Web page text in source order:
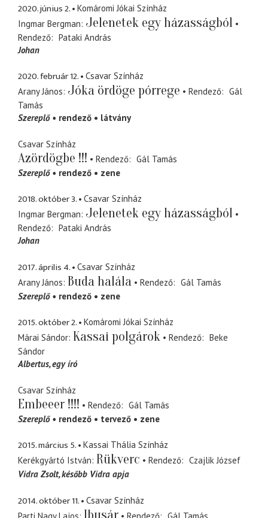
2020. június 2.
Komáromi Jókai Színház
Ingmar Bergman Jelenetek egy házasságból
Rendező
Pataki András
Johan
2020. február 12.
Csavar Színház
Arany János Jóka ördöge pórrege Rendező
Gál
Tamás
Szereplő
rendező látvány
Csavar Színház
Azördögbe !!! Rendező
Gál Tamás
Szereplő
rendező zene
2018. október 3.
Csavar Színház
Ingmar Bergman Jelenetek egy házasságból
Rendező
Pataki András
Johan
2017. április 4.
Csavar Színház
Arany János Buda halála Rendező
Gál Tamás
Szereplő
rendező zene
2015. október 2.
Komáromi Jókai Színház
Márai Sándor Kassai polgárok Rendező
Beke
Sándor
Albertus egy író
Csavar Színház
Embeeer !!!! Rendező
Gál Tamás
Szereplő
rendező tervező zene
2015. március 5.
Kassai Thália Színház
Kerékgyártó István Rükverc Rendező
Czajlik József
Vidra Zsolt később Vidra apja
2014. október 11.
Csavar Színház